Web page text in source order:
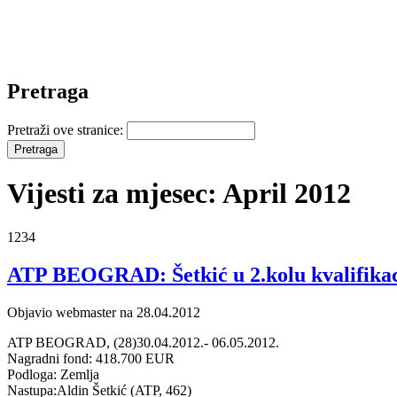
Pretraga
Pretraži ove stranice:
Vijesti za mjesec: April 2012
1234
ATP BEOGRAD: Šetkić u 2.kolu
Objavio webmaster na 28.04.2012
ATP BEOGRAD, (28)30.04.2012.- 06.05.2012.
Nagradni fond: 418.700 EUR
Podloga: Zemlja
Nastupa:Aldin Šetkić (ATP, 462)